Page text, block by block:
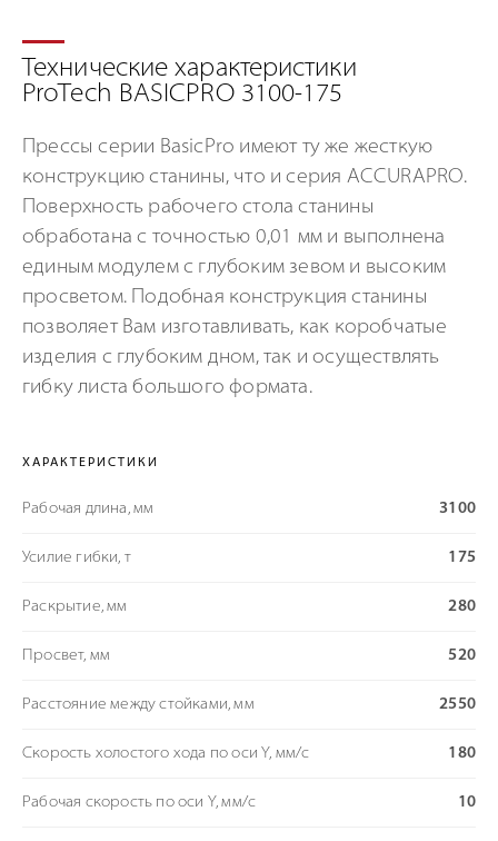
Технические характеристики
ProTech BASICPRO 3100-175
Прессы серии BasicPro имеют ту же жесткую
конструкцию станины, что и серия ACCURAPRO.
Поверхность рабочего стола станины
обработана с точностью 0,01 мм и выполнена
единым модулем с глубоким зевом и высоким
просветом. Подобная конструкция станины
позволяет Вам изготавливать, как коробчатые
изделия с глубоким дном, так и осуществлять
гибку листа большого формата.
ХАРАКТЕРИСТИКИ
Рабочая длина, мм 3100
Усилие гибки, т 175
Раскрытие, мм 280
Просвет, мм 520
Расстояние между стойками, мм 2550
Скорость холостого хода по оси Y, мм/с 180
Рабочая скорость по оси Y, мм/с 10